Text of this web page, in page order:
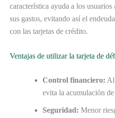
característica ayuda a los
sus gastos, evitando así el
con las tarjetas de crédito.
Ventajas de utilizar la tarjeta de
Control financiero: Al
evita la acumulación de
Seguridad: Menor